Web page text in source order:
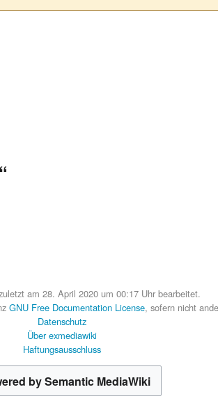
am 28. April 2020 um 00:17 Uhr bearbeitet.
GNU Free Documentation License, sofern nicht
Datenschutz
Über exmediawiki
Haftungsausschluss
by Semantic MediaWiki